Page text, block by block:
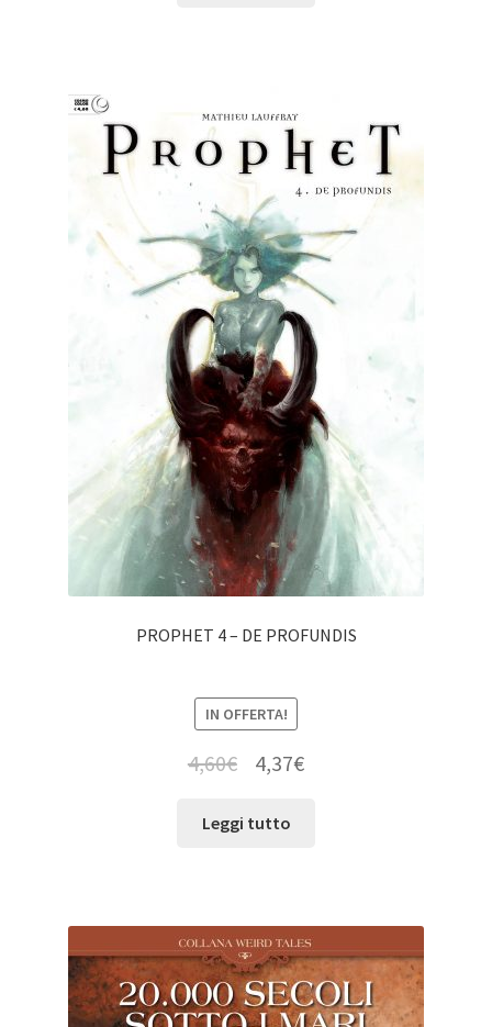
PROPHET 4 – DE PROFUNDIS
IN OFFERTA!
4,60€ 4,37€
Leggi tutto